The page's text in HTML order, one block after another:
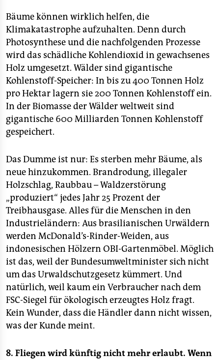
Bäume können wirklich helfen, die
Klimakatastrophe aufzuhalten. Denn durch
Photosynthese und die nachfolgenden Prozesse
wird das schädliche Kohlendioxid in gewachsenes
Holz umgesetzt. Wälder sind gigantische
Kohlenstoff-Speicher: In bis zu 400 Tonnen Holz
pro Hektar lagern sie 200 Tonnen Kohlenstoff ein.
In der Biomasse der Wälder weltweit sind
gigantische 600 Milliarden Tonnen Kohlenstoff
gespeichert.
Das Dumme ist nur: Es sterben mehr Bäume, als
neue hinzukommen. Brandrodung, illegaler
Holzschlag, Raubbau – Waldzerstörung
„produziert“ jedes Jahr 25 Prozent der
Treibhausgase. Alles für die Menschen in den
Industrieländern: Aus brasilianischen Urwäldern
werden McDonald’s-Rinder-Weiden, aus
indonesischen Hölzern OBI-Gartenmöbel. Möglich
ist das, weil der Bundesumweltminister sich nicht
um das Urwaldschutzgesetz kümmert. Und
natürlich, weil kaum ein Verbraucher nach dem
FSC-Siegel für ökologisch erzeugtes Holz fragt.
Kein Wunder, dass die Händler dann nicht wissen,
was der Kunde meint.
8. Fliegen wird künftig nicht mehr erlaubt. Wenn